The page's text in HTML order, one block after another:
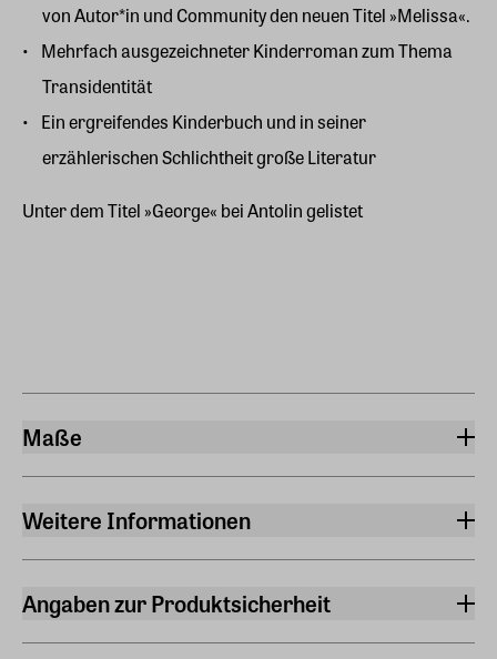
von Autor*in und Community den neuen Titel »Melissa«.
Mehrfach ausgezeichneter Kinderroman zum Thema
Transidentität
Ein ergreifendes Kinderbuch und in seiner
erzählerischen Schlichtheit große Literatur
Unter dem Titel »George« bei Antolin gelistet
Maße
Länge
19 cm
Höhe
Weitere Informationen
Originalsprache
Englisch
Angaben zur Produktsicherheit